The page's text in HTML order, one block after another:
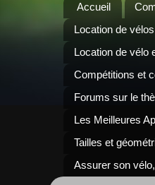
Accueil
Location de
Location de vélo
Compétitions et
Forums sur le
Les Meilleures
Tailles et
Assurer son